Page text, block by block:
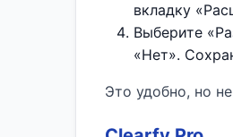
вкладку
Выберите
«Нет».
Это удобно, но